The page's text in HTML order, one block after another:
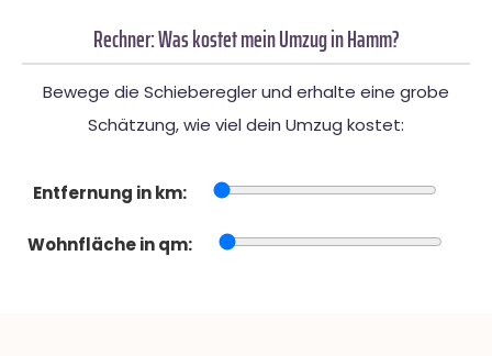
Rechner: Was kostet mein Umzug in Hamm?
Bewege die Schieberegler und erhalte eine grobe
Schätzung, wie viel dein Umzug kostet:
Entfernung in km:
Wohnfläche in qm: